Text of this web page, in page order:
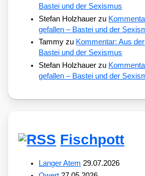
Bastei und der Sexismus
Stefan Holzhauer zu
gefallen – Bastei und der
Tammy zu Kommentar: Aus
Bastei und der Sexismus
Stefan Holzhauer zu
gefallen – Bastei und der
Fischpott
Langer Atem 29.07.2026